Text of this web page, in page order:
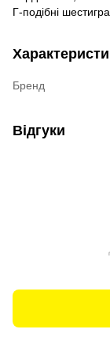
Г-подібні
Бренд
Відгуки